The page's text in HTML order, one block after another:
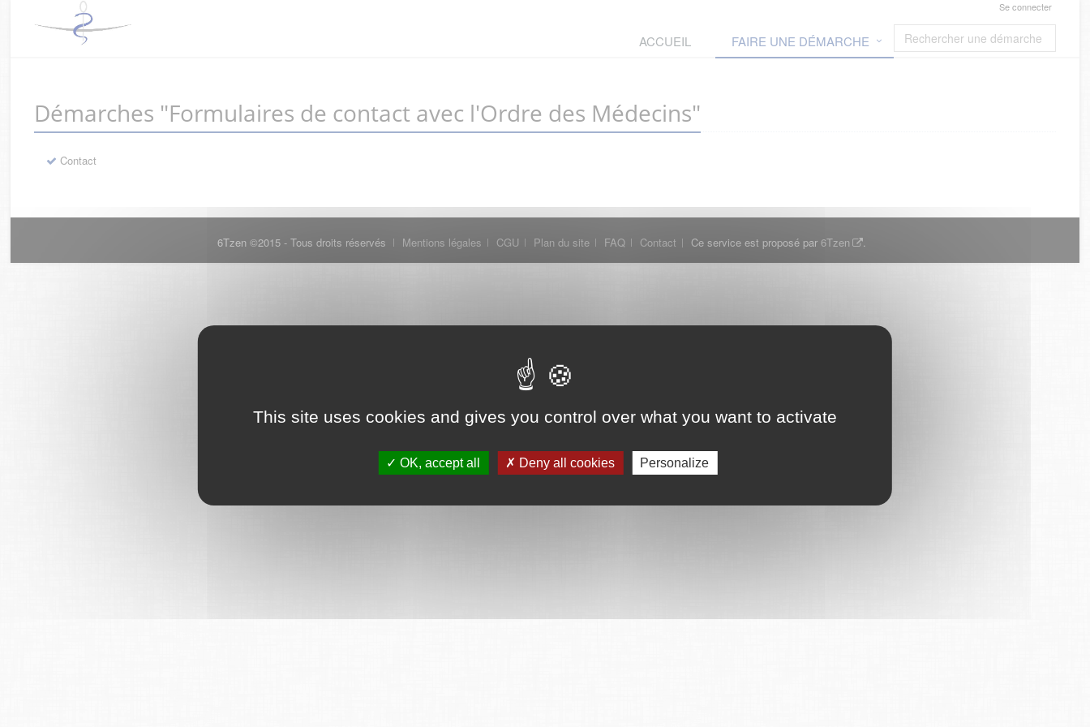
This site uses cookies and gives you control over what you want to activate
OK, accept all Deny all cookies Personalize
Se connecter
ACCUEIL FAIRE UNE DÉMARCHE
Démarches "Formulaires de contact avec l'Ordre des Médecins"
Contact
6Tzen ©2015 - Tous droits réservés Mentions légales CGU Plan du site FAQ Contact Ce service est proposé par 6Tzen .